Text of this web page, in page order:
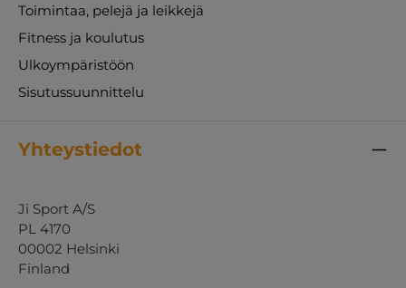
Toimintaa, pelejä ja leikkejä
Fitness ja koulutus
Ulkoympäristöön
Sisutussuunnittelu
Yhteystiedot
Ji Sport A/S
PL 4170
00002 Helsinki
Finland